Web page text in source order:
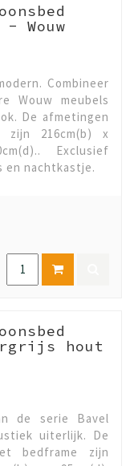
Wouw
Combineer
Wouw meubels
De afmetingen
zijn 216cm(b) x
Exclusief
en nachtkastje.
hout
de serie Bavel
uiterlijk. De
bedframe zijn